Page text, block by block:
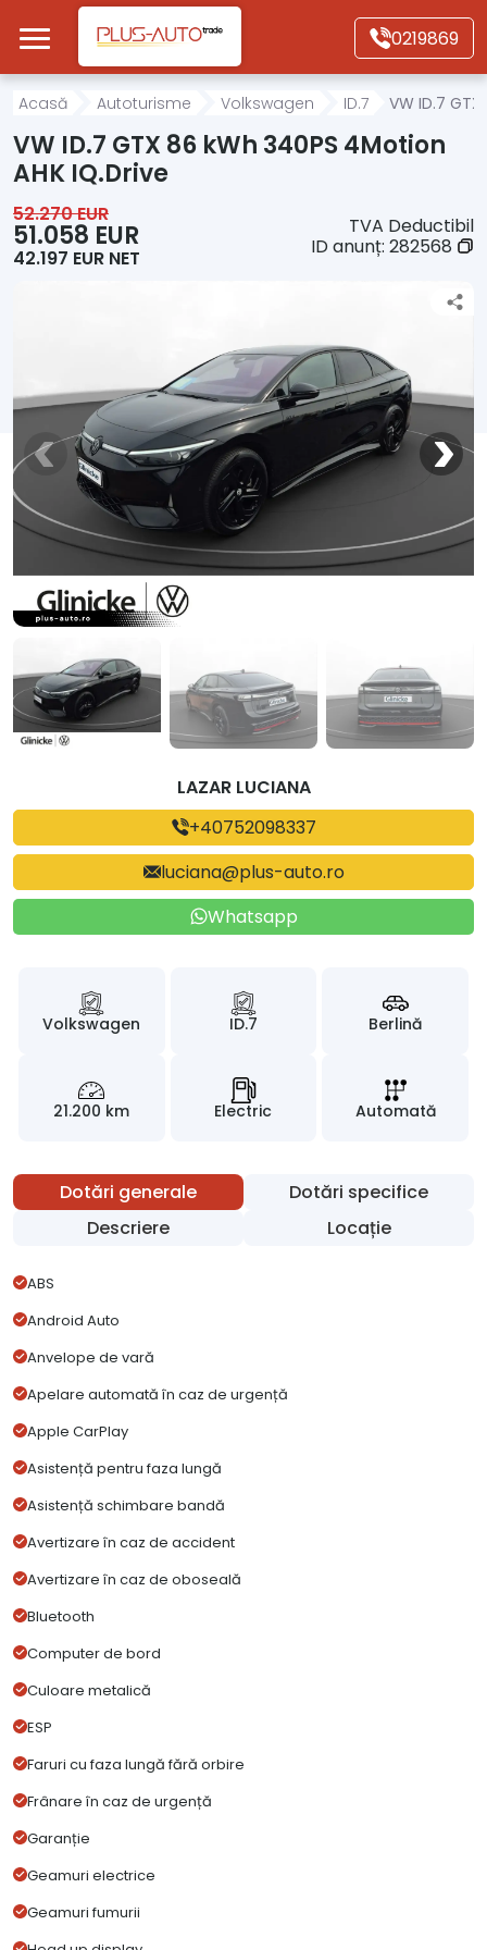
Mergi direct la conținutul principal
0219869
Acasă
Autoturisme
Motociclete
Alte tipuri vehicule
Despre Noi
Contact
Acasă Autoturisme Volkswagen ID.7 VW ID.7
VW ID.7 GTX 86 kWh 340PS 4Motion
AHK IQ.Drive
52.270 EUR
51.058 EUR
42.197 EUR NET
TVA Deductibil
ID anunț: 282568
LAZAR LUCIANA
+40752098337
luciana@plus-auto.ro
Whatsapp
Volkswagen ID.7 Berlină
21.200 km Electric Automată
Dotări generale
Dotări specifice
Descriere
Locație
ABS
Android Auto
Anvelope de vară
Apelare automată în caz de urgență
Apple CarPlay
Asistență pentru faza lungă
Asistență schimbare bandă
Avertizare în caz de accident
Avertizare în caz de oboseală
Bluetooth
Computer de bord
Culoare metalică
ESP
Faruri cu faza lungă fără orbire
Frânare în caz de urgență
Garanție
Geamuri electrice
Geamuri fumurii